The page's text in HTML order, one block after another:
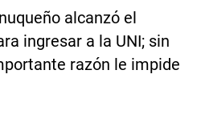
alcanzó el
ingresar a la UNI; sin
razón le impide